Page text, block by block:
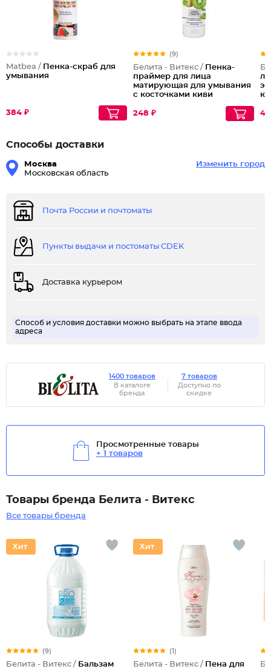
Matbea / Пенка-скраб для
умывания
384 ₽
(9)
Белита - Витекс / Пенка-
праймер для лица
матирующая для умывания
с косточками киви
248 ₽
Способы доставки
Москва
Московская область
Изменить город
Почта России и почтоматы
Пункты выдачи и постоматы CDEK
Доставка курьером
Способ и условия доставки можно выбрать на этапе ввода
адреса
1400 товаров
В каталоге
бренда
7 товаров
Доступно по
скидке
Просмотренные товары
+ 1 товаров
Товары бренда Белита - Витекс
Все товары бренда
(9)
Белита - Витекс / Бальзам
(1)
Белита - Витекс / Пена для